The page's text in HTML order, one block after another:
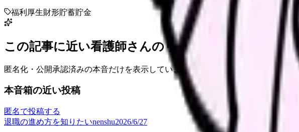
福利厚生財形貯蓄貯金
この記事に近い看護師さんのリアル相談
匿名化・公開承認済みの本音だけを表示しています。近い悩みに共感したり、自
本音箱の近い投稿
匿名で投稿する
退職の進め方を知りたいnenshu2026/6/27